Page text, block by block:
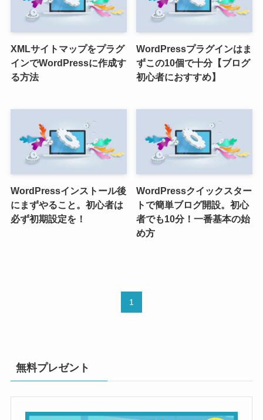
XMLサイトマップをプラグ
インでWordPressに作成す
る方法
WordPressプラグインはま
ずこの10個で十分【ブログ
初心者におすすめ】
WordPressインストール後
にまずやること。初心者は
必ず初期設定を！
WordPressクイックスター
トで簡単ブログ開設。初心
者でも10分！一番基本の始
め方
1
無料プレゼント